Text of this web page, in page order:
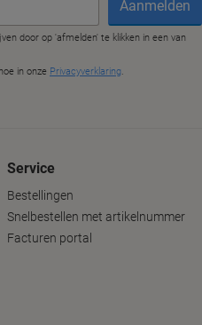
Service
Bestellingen
Snelbestellen met artikelnummer
Facturen portal